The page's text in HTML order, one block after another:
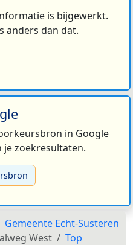
is bijgewerkt.
anders dan dat.
in Google
je zoekresultaten.
Gemeente Echt-Susteren
West Top